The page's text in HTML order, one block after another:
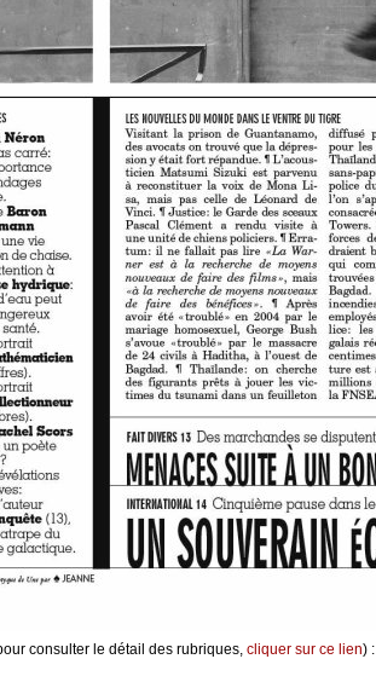
consulter le détail des rubriques, cliquer sur ce lien) :